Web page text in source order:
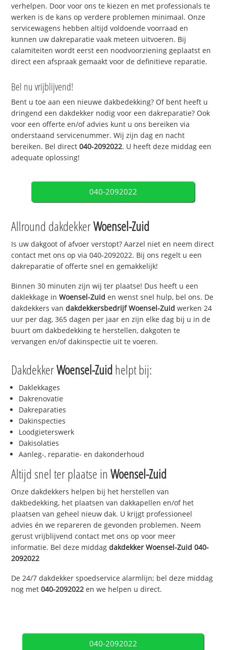
verhelpen. Door voor ons te kiezen en met professionals te
werken is de kans op verdere problemen minimaal. Onze
servicewagens hebben altijd voldoende voorraad en
kunnen uw dakreparatie vaak meteen uitvoeren. Bij
calamiteiten wordt eerst een noodvoorziening geplaatst en
direct een afspraak gemaakt voor de definitieve reparatie.
Bel nu vrijblijvend!
Bent u toe aan een nieuwe dakbedekking? Of bent heeft u
dringend een dakdekker nodig voor een dakreparatie? Ook
voor een offerte en/of advies kunt u ons bereiken via
onderstaand servicenummer. Wij zijn dag en nacht
bereiken. Bel direct040-2092022. U heeft deze middag een
adequate oplossing!
040-2092022
Allround dakdekkerWoensel-Zuid
Is uw dakgoot of afvoer verstopt? Aarzel niet en neem direct
contact met ons op via 040-2092022. Bij ons regelt u een
dakreparatie of offerte snel en gemakkelijk!
Binnen 30 minuten zijn wij ter plaatse! Dus heeft u een
daklekkage inWoensel-Zuid en wenst snel hulp, bel ons. De
dakdekkers vandakdekkersbedrijfWoensel-Zuid werken 24
uur per dag, 365 dagen per jaar en zijn elke dag bij u in de
buurt om dakbedekking te herstellen, dakgoten te
vervangen en/of dakinspectie uit te voeren.
DakdekkerWoensel-Zuidhelpt bij:
Daklekkages
Dakrenovatie
Dakreparaties
Dakinspecties
Loodgieterswerk
Dakisolaties
Aanleg-, reparatie- en dakonderhoud
Altijd snel ter plaatse inWoensel-Zuid
Onze dakdekkers helpen bij het herstellen van
dakbedekking, het plaatsen van dakkapellen en/of het
plaatsen van geheel nieuw dak. U krijgt professioneel
advies én we repareren de gevonden problemen. Neem
gerust vrijblijvend contact met ons op voor meer
informatie. Bel deze middagdakdekkerWoensel-Zuid 040-
2092022
De 24/7 dakdekker spoedservice alarmlijn; bel deze middag
nog met040-2092022 en we helpen u direct.
040-2092022